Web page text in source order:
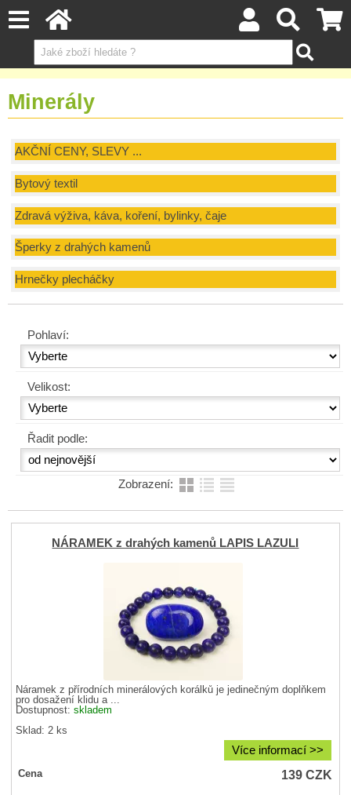
Minerály
AKČNÍ CENY, SLEVY ...
Bytový textil
Zdravá výživa, káva, koření, bylinky, čaje
Šperky z drahých kamenů
Hrnečky plecháčky
Pohlaví:
Velikost:
Řadit podle:
Zobrazení:
NÁRAMEK z drahých kamenů LAPIS LAZULI
Náramek z přírodních minerálových korálků je jedinečným doplňkem
pro dosažení klidu a ...
Dostupnost:skladem
Sklad: 2 ks
Více informací >>
Cena 139CZK